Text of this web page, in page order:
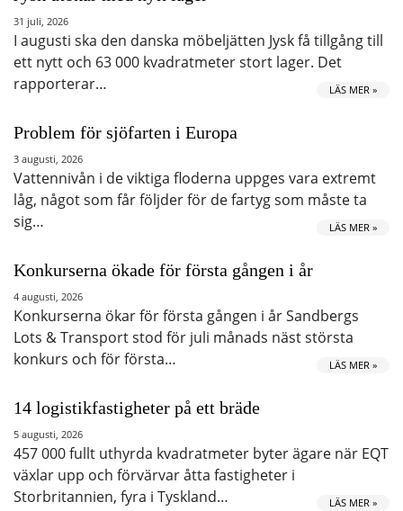
31 juli, 2026
I augusti ska den danska möbeljätten Jysk få tillgång till
ett nytt och 63 000 kvadratmeter stort lager. Det
rapporterar…
LÄS MER »
Problem för sjöfarten i Europa
3 augusti, 2026
Vattennivån i de viktiga floderna uppges vara extremt
låg, något som får följder för de fartyg som måste ta
sig…
LÄS MER »
Konkurserna ökade för första gången i år
4 augusti, 2026
Konkurserna ökar för första gången i år Sandbergs
Lots & Transport stod för juli månads näst största
konkurs och för första…
LÄS MER »
14 logistikfastigheter på ett bräde
5 augusti, 2026
457 000 fullt uthyrda kvadratmeter byter ägare när EQT
växlar upp och förvärvar åtta fastigheter i
Storbritannien, fyra i Tyskland…
LÄS MER »